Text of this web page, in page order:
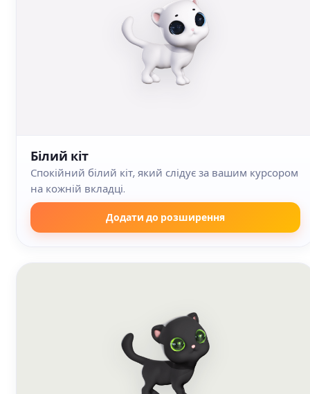
Білий кіт
Спокійний білий кіт, який слідує за вашим курсором
на кожній вкладці.
Додати до розширення